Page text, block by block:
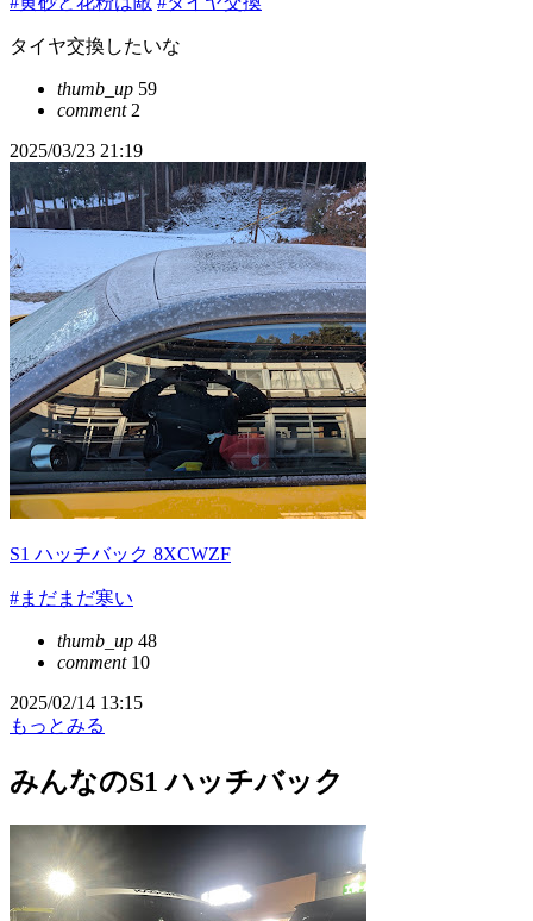
タイヤ交換したいな
thumb_up 59
comment2
2025/03/23 21:19
S1 ハッチバック 8XCWZF
#まだまだ寒い
thumb_up 48
comment10
2025/02/14 13:15
もっとみる
みんなのS1 ハッチバック